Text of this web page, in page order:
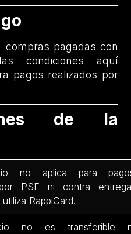
compras pagadas con
condiciones aquí
pagos realizados por
de la
no aplica para
PSE ni contra
RappiCard.
no es transferible